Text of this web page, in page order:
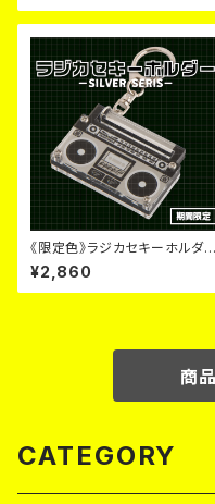
《限定色》ラジカセキーホルダー
《毎月６日~９日のみ販売》
¥2,860
商
CATEGORY